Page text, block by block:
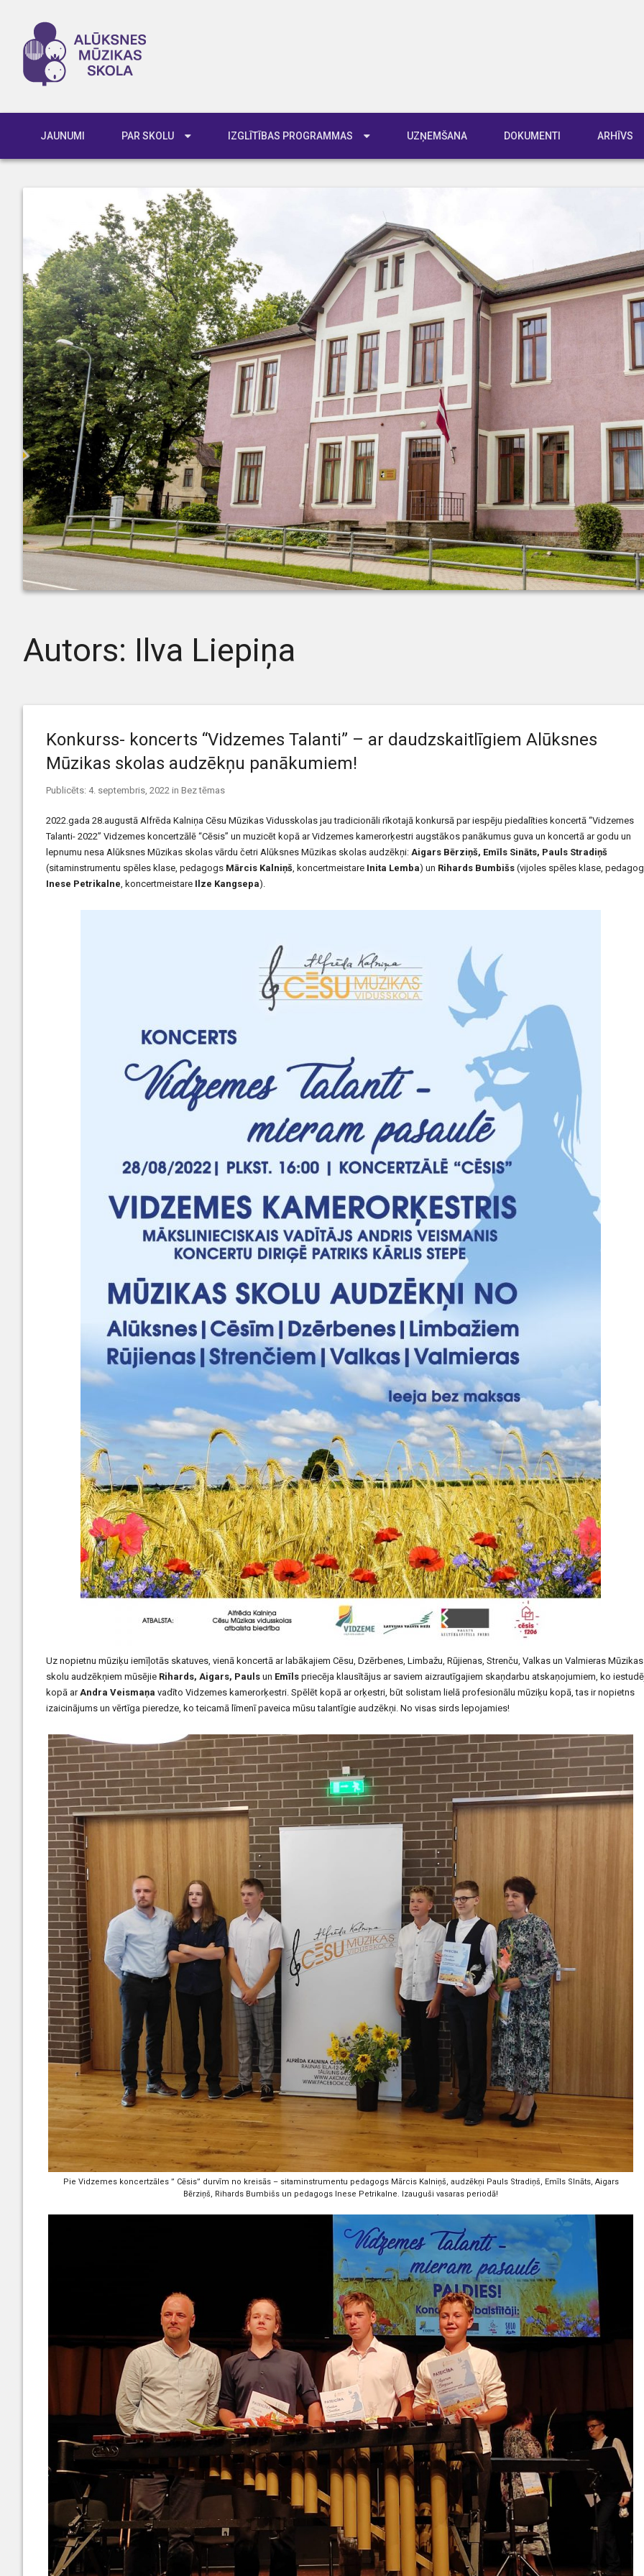
JAUNUMI PAR SKOLU IZGLĪTĪBAS PROGRAMMAS UZŅEMŠANA DOKUMENTI ARHĪVS
Autors: Ilva Liepiņa
Konkurss- koncerts “Vidzemes Talanti” – ar daudzskaitlīgiem Alūksnes
Mūzikas skolas audzēkņu panākumiem!
Publicēts: 4. septembris, 2022 in Bez tēmas
2022.gada 28.augustā Alfrēda Kalniņa Cēsu Mūzikas Vidusskolas jau tradicionāli rīkotajā konkursā par iespēju piedalīties koncertā “Vidzemes
Talanti- 2022” Vidzemes koncertzālē “Cēsis” un muzicēt kopā ar Vidzemes kamerorķestri augstākos panākumus guva un koncertā ar godu un
lepnumu nesa Alūksnes Mūzikas skolas vārdu četri Alūksnes Mūzikas skolas audzēkņi: Aigars Bērziņš, Emīls Sināts, Pauls Stradiņš
(sitaminstrumentu spēles klase, pedagogs Mārcis Kalniņš, koncertmeistare Inita Lemba) un Rihards Bumbišs (vijoles spēles klase,
Inese Petrikalne, koncertmeistare Ilze Kangsepa).
Uz nopietnu mūziķu iemīļotās skatuves, vienā koncertā ar labākajiem Cēsu, Dzērbenes, Limbažu, Rūjienas, Strenču, Valkas un Valmieras Mūzikas
skolu audzēkņiem mūsējie Rihards, Aigars, Pauls un Emīls priecēja klausītājus ar saviem aizrautīgajiem skaņdarbu atskaņojumiem, ko
kopā arAndra Veismaņa vadīto Vidzemes kamerorķestri. Spēlēt kopā ar orķestri, būt solistam lielā profesionālu mūziķu kopā, tas ir nopietns
izaicinājums un vērtīga pieredze, ko teicamā līmenī paveica mūsu talantīgie audzēkņi. No visas sirds lepojamies!
Pie Vidzemes koncertzāles ” Cēsis” durvīm no kreisās – sitaminstrumentu pedagogs Mārcis Kalniņš, audzēkņi Pauls Stradiņš, Emīls SInāts, Aigars
Bērziņš, Rihards Bumbišs un pedagogs Inese Petrikalne. Izauguši vasaras periodā!